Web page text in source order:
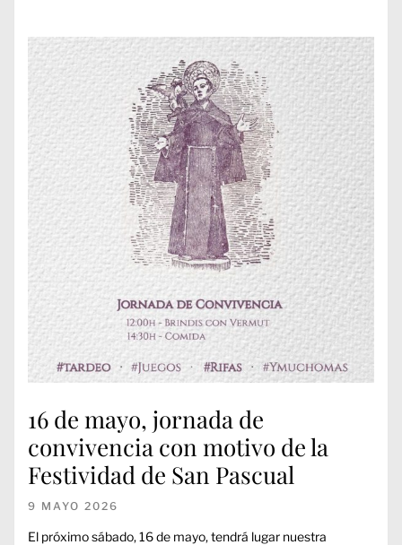
16 de mayo, jornada de
convivencia con motivo de la
Festividad de San Pascual
9 MAYO 2026
El próximo sábado, 16 de mayo, tendrá lugar nuestra